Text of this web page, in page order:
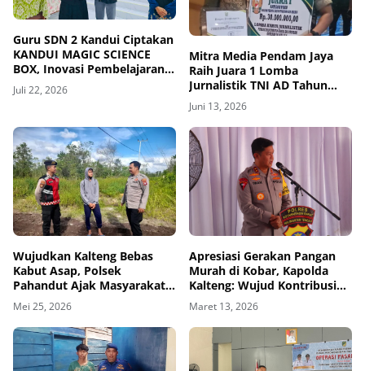
Guru SDN 2 Kandui Ciptakan
KANDUI MAGIC SCIENCE
BOX, Inovasi Pembelajaran
IPA Berbasis Canva AI
Juli 22, 2026
Mitra Media Pendam Jaya
Raih Juara 1 Lomba
Jurnalistik TNI AD Tahun
2026
Juni 13, 2026
Wujudkan Kalteng Bebas
Kabut Asap, Polsek
Pahandut Ajak Masyarakat
Cegah Karhutla
Mei 25, 2026
Apresiasi Gerakan Pangan
Murah di Kobar, Kapolda
Kalteng: Wujud Kontribusi
Nyata dalam Mendukung
Kesejahteraan Masyarakat
Maret 13, 2026